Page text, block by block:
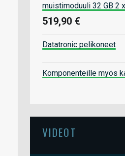
muistimoduuli 32 GB 2
519,90 €
Datatronic pelikoneet
Komponenteille myös
VIDEOT